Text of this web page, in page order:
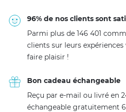
96% de nos clients sont
Parmi plus de 146 401
clients sur leurs expériences
faire plaisir !
Bon cadeau échangeable
Reçu par e-mail ou livré en
échangeable gratuitement